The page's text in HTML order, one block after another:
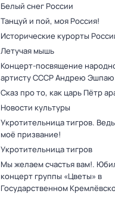
Белый снег России
Танцуй и пой, моя Россия!
Исторические курорты
Летучая мышь
Концерт-посвящение
артисту СССР Андрею Эшпаю
Сказ про то, как царь Пётр
Новости культуры
Укротительница тигров.
моё призвание!
Укротительница тигров
Мы желаем счастья вам!.
концерт группы «Цветы» в
Государственном